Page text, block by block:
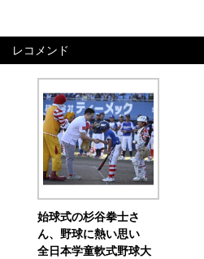
レコメンド
始球式の杉谷拳士さ
ん、野球に熱い思い
全日本学童軟式野球大